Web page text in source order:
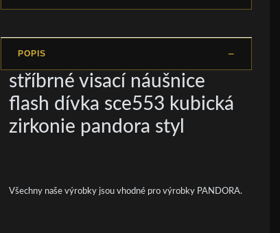
POPIS
stříbrné visací náušnice
flash dívka sce553 kubická
zirkonie pandora styl
Všechny naše výrobky jsou vhodné pro výrobky PANDORA.